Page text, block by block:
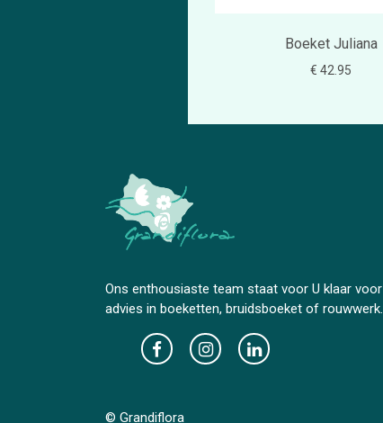
Boeket Juliana
€ 42.95
Ons enthousiaste team staat voor U klaar voor
advies in boeketten, bruidsboeket of rouwwerk.
© Grandiflora